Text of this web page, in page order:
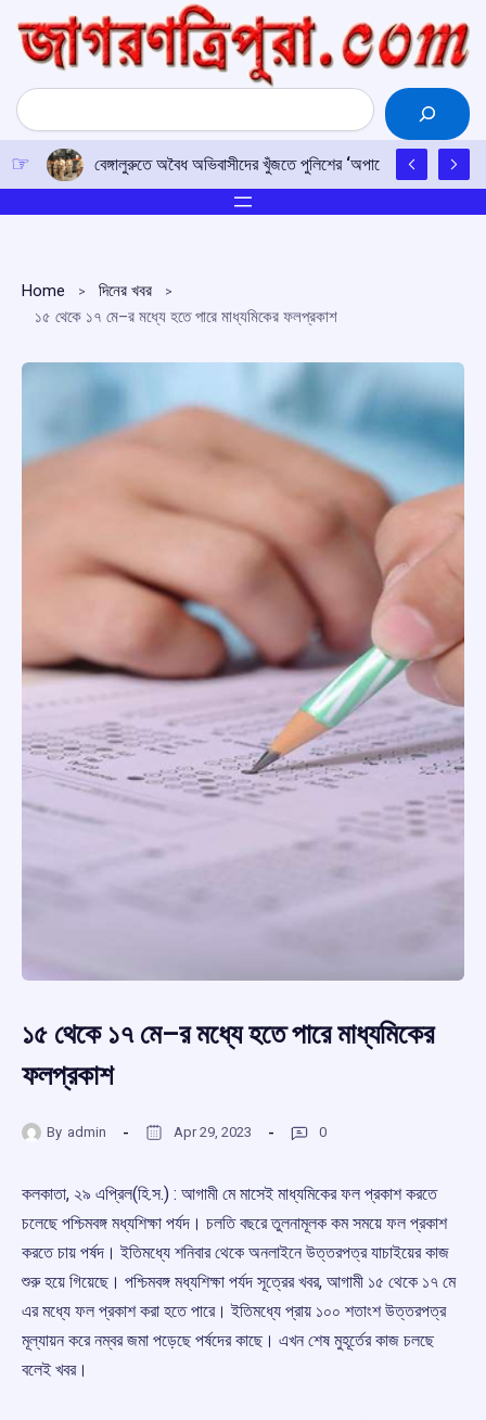
content
Search
বেঙ্গালুরুতে অবৈধ অভিবাসীদের খুঁজতে পুলিশের ‘অপারেশন মুক্তা’
Home
দিনের খবর
১৫ থেকে ১৭ মে–র মধ্যে হতে পারে মাধ্যমিকের ফলপ্রকাশ
১৫ থেকে ১৭ মে–র মধ্যে হতে পারে মাধ্যমিকের
ফলপ্রকাশ
By admin Apr 29, 2023 0
কলকাতা, ২৯ এপ্রিল(হি.স.) : আগামী মে মাসেই মাধ্যমিকের ফল প্রকাশ করতে
চলেছে পশ্চিমবঙ্গ মধ্যশিক্ষা পর্যদ। চলতি বছরে তুলনামূলক কম সময়ে ফল প্রকাশ
করতে চায় পর্ষদ। ইতিমধ্যে শনিবার থেকে অনলাইনে উত্তরপত্র যাচাইয়ের কাজ
শুরু হয়ে গিয়েছে। পশ্চিমবঙ্গ মধ্যশিক্ষা পর্যদ সূত্রের খবর, আগামী ১৫ থেকে ১৭ মে
এর মধ্যে ফল প্রকাশ করা হতে পারে। ইতিমধ্যে প্রায় ১০০ শতাংশ উত্তরপত্র
মূল্যায়ন করে নম্বর জমা পড়েছে পর্ষদের কাছে। এখন শেষ মুহূর্তের কাজ চলছে
বলেই খবর।